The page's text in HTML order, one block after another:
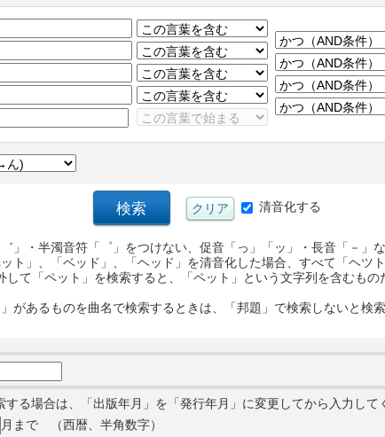
清音化する
」・半濁音符「゜」をつけない、促音「っ」「ッ」・長音「－」
ト」、「ベッド」、「ヘッド」を清音化した場合、すべて「ヘツト
して「ペット」を検索すると、「ペット」という文字列を含むもの
があるものを曲名で検索するときは、「邦題」で検索しないと検
る場合は、「出版年月」を「発行年月」に変更してから入力して
月まで （西暦、半角数字）